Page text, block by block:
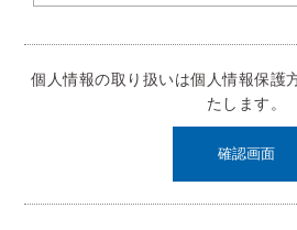
個人情報の取り扱いは個人情報保護
たします。